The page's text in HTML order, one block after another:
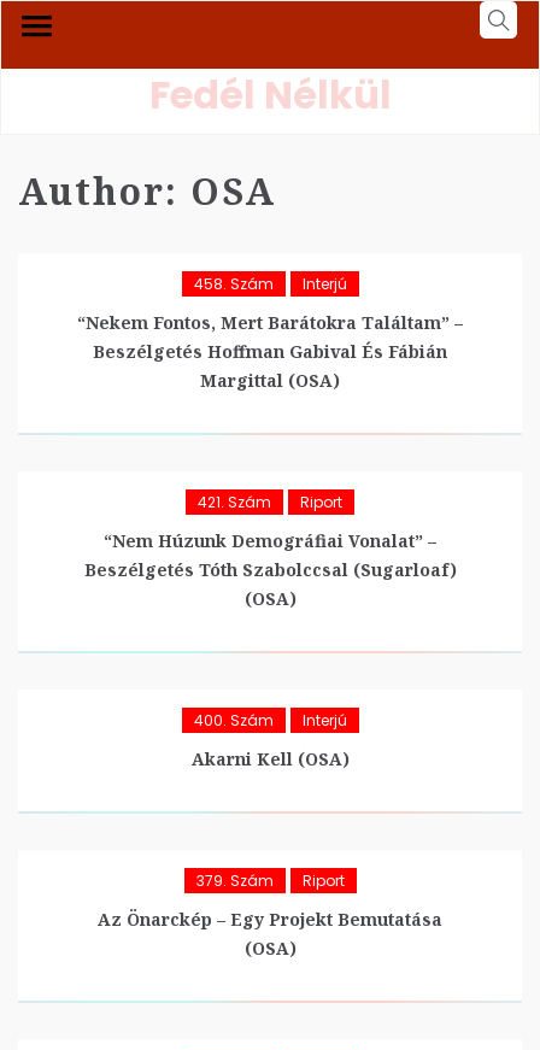
Fedél Nélkül
Author: OSA
458. Szám Interjú
“Nekem Fontos, Mert Barátokra Találtam” –
Beszélgetés Hoffman Gabival És Fábián
Margittal (OSA)
421. Szám Riport
“Nem Húzunk Demográfiai Vonalat” –
Beszélgetés Tóth Szabolccsal (Sugarloaf)
(OSA)
400. Szám Interjú
Akarni Kell (OSA)
379. Szám Riport
Az Önarckép – Egy Projekt Bemutatása
(OSA)